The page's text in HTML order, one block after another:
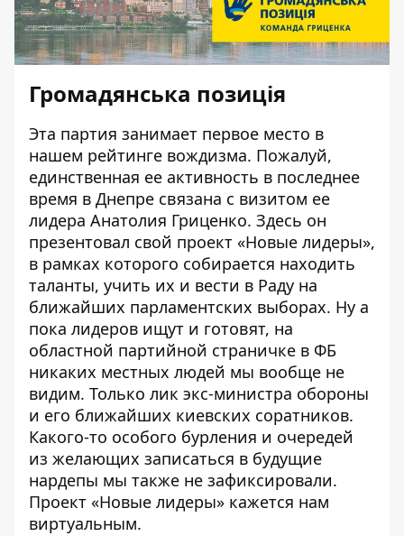
Громадянська позиція
Эта партия занимает первое место в
нашем рейтинге вождизма. Пожалуй,
единственная ее активность в последнее
время в Днепре связана с визитом ее
лидера Анатолия Гриценко. Здесь он
презентовал свой проект «Новые лидеры»,
в рамках которого собирается находить
таланты, учить их и вести в Раду на
ближайших парламентских выборах. Ну а
пока лидеров ищут и готовят, на
областной партийной страничке в ФБ
никаких местных людей мы вообще не
видим. Только лик экс-министра обороны
и его ближайших киевских соратников.
Какого-то особого бурления и очередей
из желающих записаться в будущие
нардепы мы также не зафиксировали.
Проект «Новые лидеры» кажется нам
виртуальным.